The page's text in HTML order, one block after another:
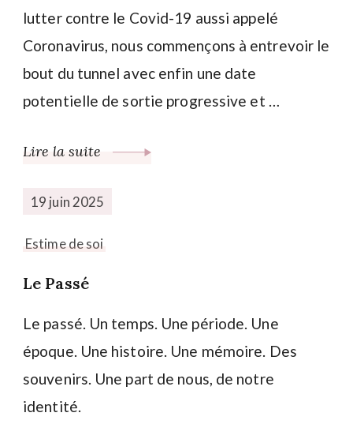
lutter contre le Covid-19 aussi appelé
Coronavirus, nous commençons à entrevoir le
bout du tunnel avec enfin une date
potentielle de sortie progressive et …
Lire la suite
19 juin 2025
Estime de soi
Le Passé
Le passé. Un temps. Une période. Une
époque. Une histoire. Une mémoire. Des
souvenirs. Une part de nous, de notre
identité.